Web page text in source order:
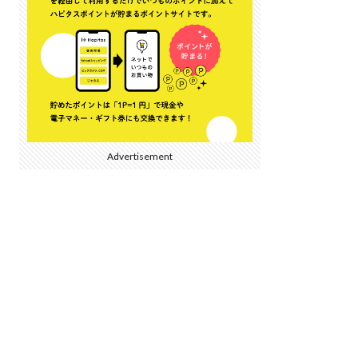
Advertisement